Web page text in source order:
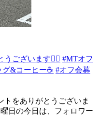
ございます🙇‍♂️ #MTオフ
グ&コーヒー☕ #オフ会募
トをありがとうございま
日の今日は、フォロワー